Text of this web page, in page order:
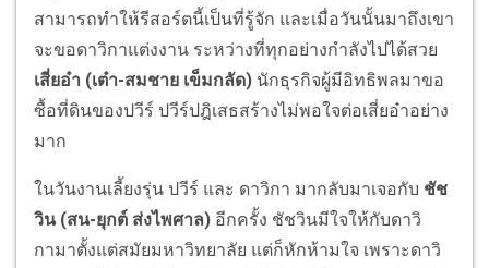
สามารถทำให้รีสอร์ตนี้เป็นที่รู้จัก และเมื่อวันนั้นมาถึงเขา
จะขอดาวิกาแต่งงาน ระหว่างที่ทุกอย่างกำลังไปได้สวย
เสี่ยอ๋า (เต๋า-สมชาย เข็มกลัด) นักธุรกิจผู้มีอิทธิพลมาขอ
ซื้อที่ดินของปวีร์ ปวีร์ปฎิเสธสร้างไม่พอใจต่อเสี่ยอ๋าอย่าง
มาก
ในวันงานเลี้ยงรุ่น ปวีร์ และ ดาวิกา มากลับมาเจอกับ ชัช
วิน (สน-ยุกต์ ส่งไพศาล) อีกครั้ง ชัชวินมีใจให้กับดาวิ
กามาตั้งแต่สมัยมหาวิทยาลัย แต่ก็หักห้ามใจ เพราะดาวิ